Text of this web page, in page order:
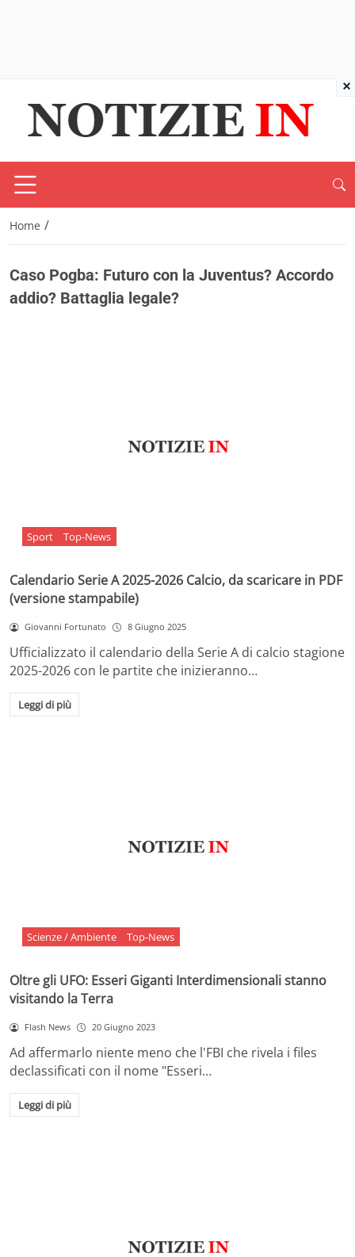
Home /
Caso Pogba: Futuro con la Juventus? Accordo
addio? Battaglia legale?
Sport Top-News
Calendario Serie A 2025-2026 Calcio, da scaricare in PDF
(versione stampabile)
Giovanni Fortunato 8 Giugno 2025
Ufficializzato il calendario della Serie A di calcio stagione
2025-2026 con le partite che inizieranno…
Leggi di più
Scienze / Ambiente Top-News
Oltre gli UFO: Esseri Giganti Interdimensionali stanno
visitando la Terra
Flash News 20 Giugno 2023
Ad affermarlo niente meno che l'FBI che rivela i files
declassificati con il nome "Esseri…
Leggi di più
×